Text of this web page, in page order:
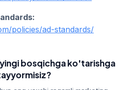
policies/ad-standards/
bosqichga ko'tarishga